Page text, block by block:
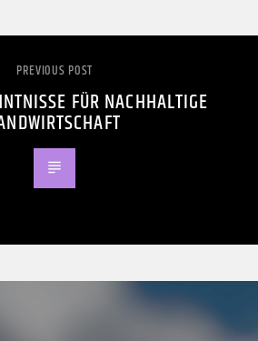
PREVIOUS POST
FÜR NACHHALTIGE